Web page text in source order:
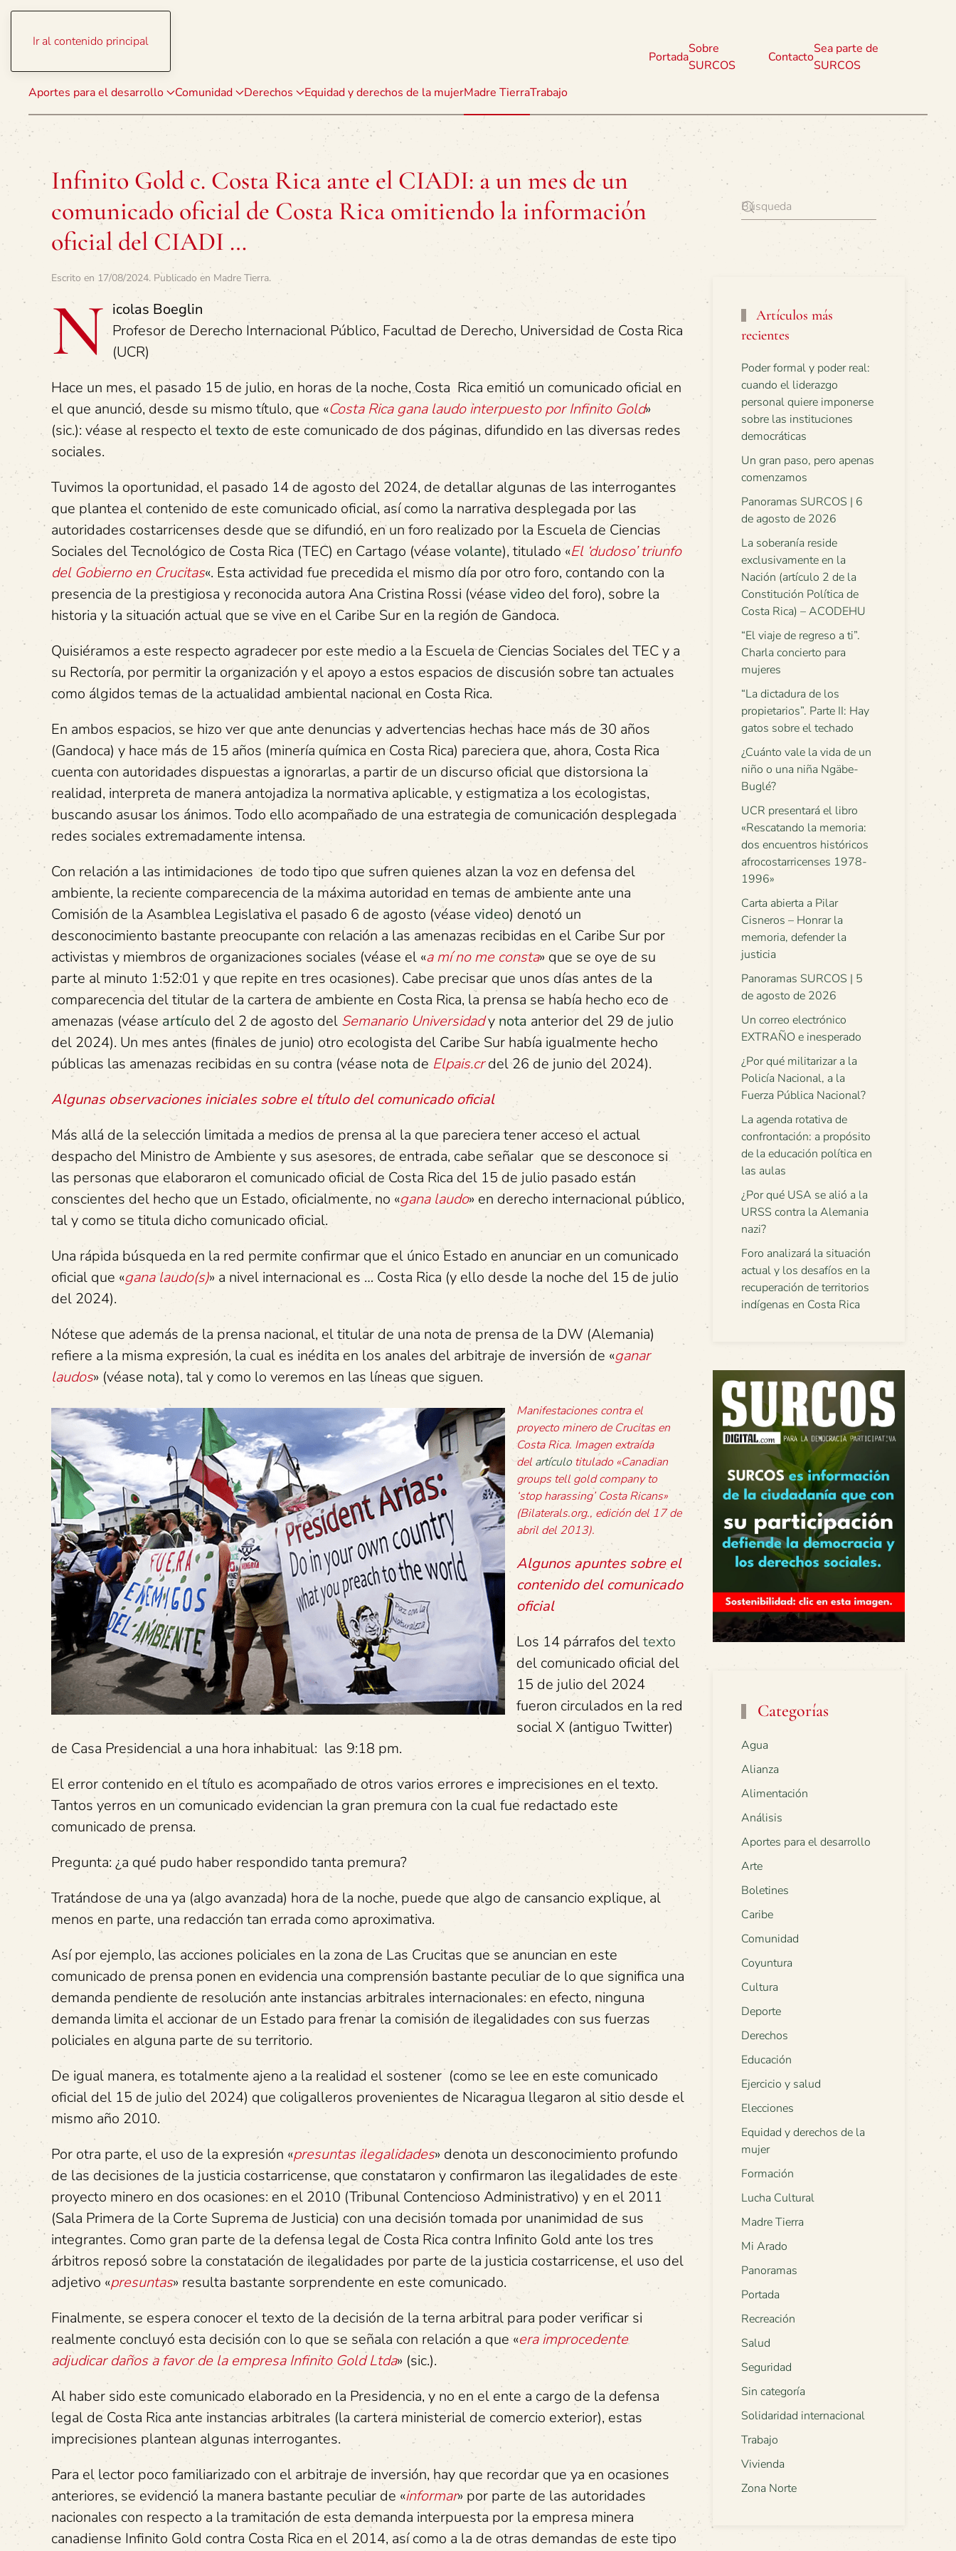
Ir al contenido principal
Aportes para el desarrollo Comunidad Derechos Equidad y derechos de la mujerMadre TierraTrabajo
Portada
Sobre
SURCOS
Contacto
Sea parte de
SURCOS
Infinito Gold c. Costa Rica ante el CIADI: a un mes de un
comunicado oficial de Costa Rica omitiendo la información
oficial del CIADI …
Escrito en 17/08/2024. Publicado en Madre Tierra.
N icolas Boeglin
Profesor de Derecho Internacional Público, Facultad de Derecho, Universidad de Costa Rica
(UCR)
Hace un mes, el pasado 15 de julio, en horas de la noche, Costa Rica emitió un comunicado oficial en
el que anunció, desde su mismo título, que «Costa Rica gana laudo interpuesto por Infinito Gold»
(sic.): véase al respecto eltexto de este comunicado de dos páginas, difundido en las diversas redes
sociales.
Tuvimos la oportunidad, el pasado 14 de agosto del 2024, de detallar algunas de las interrogantes
que plantea el contenido de este comunicado oficial, así como la narrativa desplegada por las
autoridades costarricenses desde que se difundió, en un foro realizado por la Escuela de Ciencias
Sociales del Tecnológico de Costa Rica (TEC) en Cartago (véase volante), titulado «El ‘dudoso’ triunfo
del Gobierno en Crucitas«. Esta actividad fue precedida el mismo día por otro foro, contando con la
presencia de la prestigiosa y reconocida autora Ana Cristina Rossi (véase video del foro), sobre la
historia y la situación actual que se vive en el Caribe Sur en la región de Gandoca.
Quisiéramos a este respecto agradecer por este medio a la Escuela de Ciencias Sociales del TEC y a
su Rectoría, por permitir la organización y el apoyo a estos espacios de discusión sobre tan actuales
como álgidos temas de la actualidad ambiental nacional en Costa Rica.
En ambos espacios, se hizo ver que ante denuncias y advertencias hechas hace más de 30 años
(Gandoca) y hace más de 15 años (minería química en Costa Rica) pareciera que, ahora, Costa Rica
cuenta con autoridades dispuestas a ignorarlas, a partir de un discurso oficial que distorsiona la
realidad, interpreta de manera antojadiza la normativa aplicable, y estigmatiza a los ecologistas,
buscando asusar los ánimos. Todo ello acompañado de una estrategia de comunicación desplegada
redes sociales extremadamente intensa.
Con relación a las intimidaciones de todo tipo que sufren quienes alzan la voz en defensa del
ambiente, la reciente comparecencia de la máxima autoridad en temas de ambiente ante una
Comisión de la Asamblea Legislativa el pasado 6 de agosto (véasevideo) denotó un
desconocimiento bastante preocupante con relación a las amenazas recibidas en el Caribe Sur por
activistas y miembros de organizaciones sociales (véase el «a mí no me consta» que se oye de su
parte al minuto 1:52:01 y que repite en tres ocasiones). Cabe precisar que unos días antes de la
comparecencia del titular de la cartera de ambiente en Costa Rica, la prensa se había hecho eco de
amenazas (véaseartículo del 2 de agosto del Semanario Universidady nota anterior del 29 de julio
del 2024). Un mes antes (finales de junio) otro ecologista del Caribe Sur había igualmente hecho
públicas las amenazas recibidas en su contra (véasenota de Elpais.crdel 26 de junio del 2024).
Algunas observaciones iniciales sobre el título del comunicado oficial
Más allá de la selección limitada a medios de prensa al la que pareciera tener acceso el actual
despacho del Ministro de Ambiente y sus asesores, de entrada, cabe señalar que se desconoce si
las personas que elaboraron el comunicado oficial de Costa Rica del 15 de julio pasado están
conscientes del hecho que un Estado, oficialmente, no «gana laudo» en derecho internacional público,
tal y como se titula dicho comunicado oficial.
Una rápida búsqueda en la red permite confirmar que el único Estado en anunciar en un comunicado
oficial que «gana laudo(s)» a nivel internacional es … Costa Rica (y ello desde la noche del 15 de julio
del 2024).
Nótese que además de la prensa nacional, el titular de una nota de prensa de la DW (Alemania)
refiere a la misma expresión, la cual es inédita en los anales del arbitraje de inversión de «ganar
laudos» (véase nota), tal y como lo veremos en las líneas que siguen.
Manifestaciones contra el
proyecto minero de Crucitas en
Costa Rica. Imagen extraída
del artículo titulado «Canadian
groups tell gold company to
‘stop harassing’ Costa Ricans»
(Bilaterals.org., edición del 17 de
abril del 2013).
Algunos apuntes sobre el
contenido del comunicado
oficial
Los 14 párrafos deltexto
del comunicado oficial del
15 de julio del 2024
fueron circulados en la red
social X (antiguo Twitter)
de Casa Presidencial a una hora inhabitual: las 9:18 pm.
El error contenido en el título es acompañado de otros varios errores e imprecisiones en el texto.
Tantos yerros en un comunicado evidencian la gran premura con la cual fue redactado este
comunicado de prensa.
Pregunta: ¿a qué pudo haber respondido tanta premura?
Tratándose de una ya (algo avanzada) hora de la noche, puede que algo de cansancio explique, al
menos en parte, una redacción tan errada como aproximativa.
Así por ejemplo, las acciones policiales en la zona de Las Crucitas que se anuncian en este
comunicado de prensa ponen en evidencia una comprensión bastante peculiar de lo que significa una
demanda pendiente de resolución ante instancias arbitrales internacionales: en efecto, ninguna
demanda limita el accionar de un Estado para frenar la comisión de ilegalidades con sus fuerzas
policiales en alguna parte de su territorio.
De igual manera, es totalmente ajeno a la realidad el sostener (como se lee en este comunicado
oficial del 15 de julio del 2024) que coligalleros provenientes de Nicaragua llegaron al sitio desde el
mismo año 2010.
Por otra parte, el uso de la expresión «presuntas ilegalidades» denota un desconocimiento profundo
de las decisiones de la justicia costarricense, que constataron y confirmaron las ilegalidades de este
proyecto minero en dos ocasiones: en el 2010 (Tribunal Contencioso Administrativo) y en el 2011
(Sala Primera de la Corte Suprema de Justicia) con una decisión tomada por unanimidad de sus
integrantes. Como gran parte de la defensa legal de Costa Rica contra Infinito Gold ante los tres
árbitros reposó sobre la constatación de ilegalidades por parte de la justicia costarricense, el uso del
adjetivo «presuntas» resulta bastante sorprendente en este comunicado.
Finalmente, se espera conocer el texto de la decisión de la terna arbitral para poder verificar si
realmente concluyó esta decisión con lo que se señala con relación a que «era improcedente
adjudicar daños a favor de la empresa Infinito Gold Ltda» (sic.).
Al haber sido este comunicado elaborado en la Presidencia, y no en el ente a cargo de la defensa
legal de Costa Rica ante instancias arbitrales (la cartera ministerial de comercio exterior), estas
imprecisiones plantean algunas interrogantes.
Para el lector poco familiarizado con el arbitraje de inversión, hay que recordar que ya en ocasiones
anteriores, se evidenció la manera bastante peculiar de «informar» por parte de las autoridades
nacionales con respecto a la tramitación de esta demanda interpuesta por la empresa minera
canadiense Infinito Gold contra Costa Rica en el 2014, así como a la de otras demandas de este tipo
Artículos más
recientes
Poder formal y poder real:
cuando el liderazgo
personal quiere imponerse
sobre las instituciones
democráticas
Un gran paso, pero apenas
comenzamos
Panoramas SURCOS | 6
de agosto de 2026
La soberanía reside
exclusivamente en la
Nación (artículo 2 de la
Constitución Política de
Costa Rica) – ACODEHU
“El viaje de regreso a ti”.
Charla concierto para
mujeres
“La dictadura de los
propietarios”. Parte II: Hay
gatos sobre el techado
¿Cuánto vale la vida de un
niño o una niña Ngäbe-
Buglé?
UCR presentará el libro
«Rescatando la memoria:
dos encuentros históricos
afrocostarricenses 1978-
1996»
Carta abierta a Pilar
Cisneros – Honrar la
memoria, defender la
justicia
Panoramas SURCOS | 5
de agosto de 2026
Un correo electrónico
EXTRAÑO e inesperado
¿Por qué militarizar a la
Policía Nacional, a la
Fuerza Pública Nacional?
La agenda rotativa de
confrontación: a propósito
de la educación política en
las aulas
¿Por qué USA se alió a la
URSS contra la Alemania
nazi?
Foro analizará la situación
actual y los desafíos en la
recuperación de territorios
indígenas en Costa Rica
Categorías
Agua
Alianza
Alimentación
Análisis
Aportes para el desarrollo
Arte
Boletines
Caribe
Comunidad
Coyuntura
Cultura
Deporte
Derechos
Educación
Ejercicio y salud
Elecciones
Equidad y derechos de la
mujer
Formación
Lucha Cultural
Madre Tierra
Mi Arado
Panoramas
Portada
Recreación
Salud
Seguridad
Sin categoría
Solidaridad internacional
Trabajo
Vivienda
Zona Norte